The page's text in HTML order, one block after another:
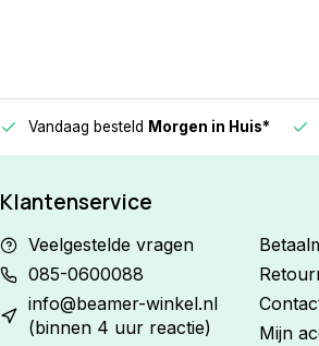
Vandaag besteld Morgen in Huis*
Klantenservice
Veelgestelde vragen
085-0600088
info@beamer-winkel.nl
(binnen 4 uur reactie)
Mijn